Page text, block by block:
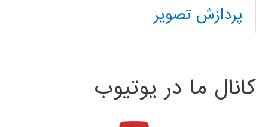
پردازش تصویر
کانال ما در یوتیوب